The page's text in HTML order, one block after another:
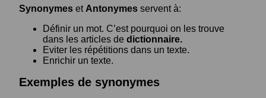
Synonymes et Antonymes servent à:
Définir un mot. C’est pourquoi on les trouve
dans les articles de dictionnaire.
Eviter les répétitions dans un texte.
Enrichir un texte.
Exemples de synonymes